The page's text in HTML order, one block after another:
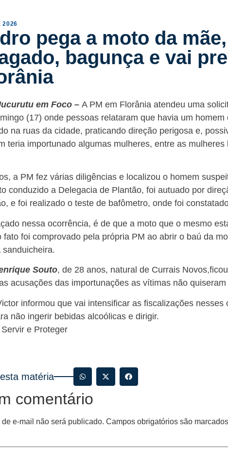
2026
pega a moto da
bagunça e vai
em Foco – A PM em Florânia atendeu uma
(17) onde pessoas relataram que havia um
na ruas da cidade, praticando direção perigosa e,
teria importunado algumas mulheres, entre as
a PM fez várias diligências e localizou o homem
conduzido a Delegacia de Plantão, foi autuado por
e foi realizado o teste de bafômetro, onde foi
nessa ocorrência, é de que a moto que o mesmo
fato foi comprovado pela própria PM ao abrir o baú da
Souto, de 28 anos, natural de Currais
acusações das importunações as vítimas não
informou que vai intensificar as fiscalizações nesses
não ingerir bebidas alcoólicas e dirigir.
e Proteger
matéria
comentário
e-mail não será publicado. Campos obrigatórios são